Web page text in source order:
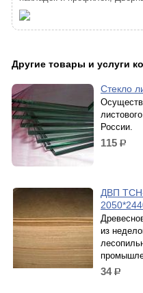
Другие товары и услуги
Стекло
России.
115 р.
ДВП
из
34р.